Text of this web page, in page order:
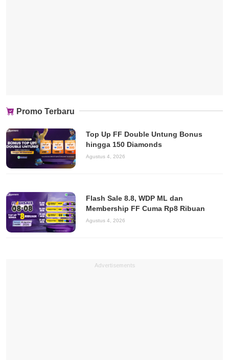
Promo Terbaru
Top Up FF Double Untung Bonus
hingga 150 Diamonds
Agustus 4, 2026
Flash Sale 8.8, WDP ML dan
Membership FF Cuma Rp8 Ribuan
Agustus 4, 2026
Advertisements